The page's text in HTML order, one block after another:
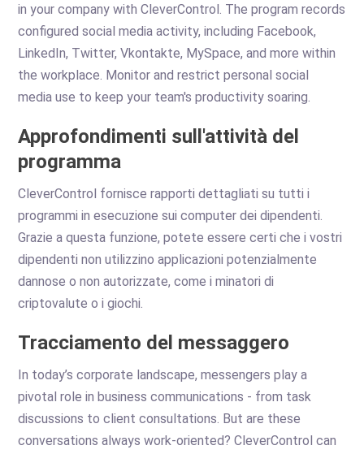
in your company with CleverControl. The program records
configured social media activity, including Facebook,
LinkedIn, Twitter, Vkontakte, MySpace, and more within
the workplace. Monitor and restrict personal social
media use to keep your team's productivity soaring.
Approfondimenti sull'attività del
programma
CleverControl fornisce rapporti dettagliati su tutti i
programmi in esecuzione sui computer dei dipendenti.
Grazie a questa funzione, potete essere certi che i vostri
dipendenti non utilizzino applicazioni potenzialmente
dannose o non autorizzate, come i minatori di
criptovalute o i giochi.
Tracciamento del messaggero
In today’s corporate landscape, messengers play a
pivotal role in business communications - from task
discussions to client consultations. But are these
conversations always work-oriented? CleverControl can